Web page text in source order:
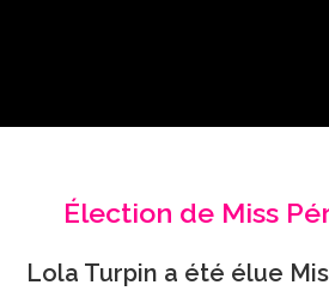
Élection de Miss
Lola Turpin a été élue